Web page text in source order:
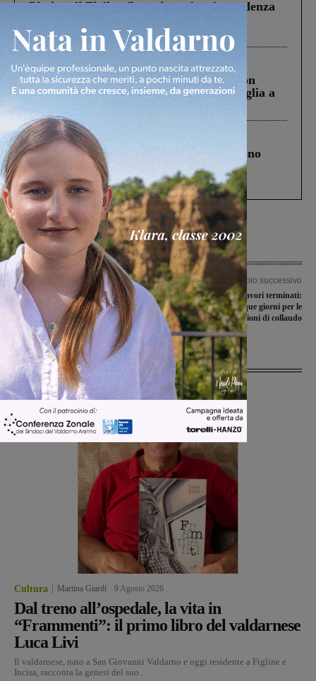
Piscina di Figline finanziata oltre la scadenza
Pnrr, il gruppo di Fratelli d’Italia: “Un
ringraziamento al Governo”
Cronaca 3 Agosto 2026
Scomparso da una struttura di Castiglion
Fiorentino l’uomo che aveva ucciso la figlia a
Levane nel 2020
Cronaca 4 Agosto 2026
Un anno fa la strage in A1 in cui morirono
Gianni, Giulia e Franco. Lo schianto, il
processo, lo stop ai sorpassi fra tir....
Articolo precedente
Marzocchina, mostra fotografica sulla
ciclostorica
Articolo successivo
Frana di Moncioni, lavori terminati:
strada chiusa per cinque giorni per le
operazioni di collaudo
Ultime Notizie
Cultura Martina Giardi 9 Agosto 2026
Dal treno all’ospedale, la vita in
“Frammenti”: il primo libro del valdarnese
Luca Livi
Il valdarnese, nato a San Giovanni Valdarno e oggi residente a Figline e
Incisa, racconta la genesi del suo...